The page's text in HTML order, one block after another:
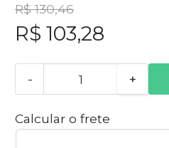
R$ 130,46
R$ 103,28
- +
Calcular o frete